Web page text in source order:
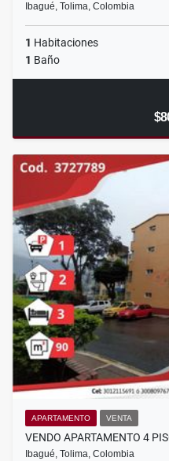
Ibagué, Tolima, Colombia
1 Habitaciones
1 Baño
APARTAMENTO VENTA
VENDO APARTAMENTO 4
Ibagué, Tolima, Colombia